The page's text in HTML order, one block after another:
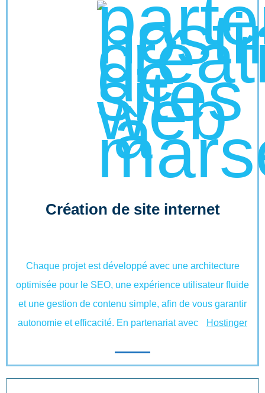
Création de site internet
Chaque projet est développé avec une architecture
optimisée pour le SEO, une expérience utilisateur fluide
et une gestion de contenu simple, afin de vous garantir
autonomie et efficacité. En partenariat avec
Hostinger